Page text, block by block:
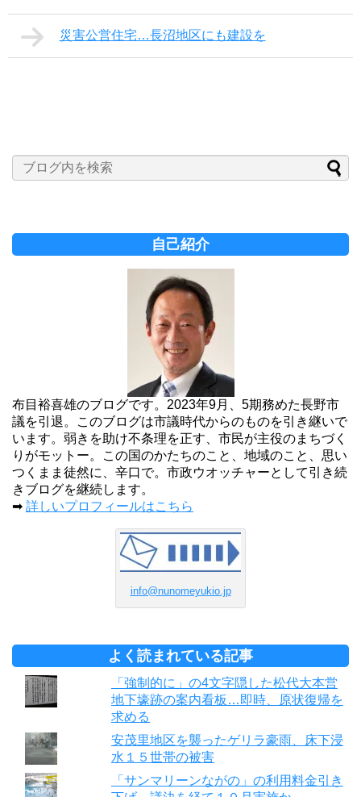
災害公営住宅…長沼地区にも建設を
自己紹介
布目裕喜雄のブログです。2023年9月、5期務めた長野市
議を引退。このブログは市議時代からのものを引き継いで
います。弱きを助け不条理を正す、市民が主役のまちづく
りがモットー。この国のかたちのこと、地域のこと、思い
つくまま徒然に、辛口で。市政ウオッチャーとして引き続
きブログを継続します。
➡ 詳しいプロフィールはこちら
info@nunomeyukio.jp
よく読まれている記事
「強制的に」の4文字隠した松代大本営
地下壕跡の案内看板…即時、原状復帰を
求める
安茂里地区を襲ったゲリラ豪雨、床下浸
水１５世帯の被害
「サンマリーンながの」の利用料金引き